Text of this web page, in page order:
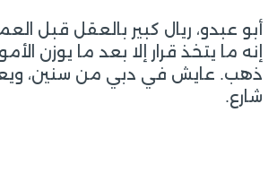
أبو عبدو، ريال كبير بالعقل قبل
إنه ما يتخذ قرار إلا بعد ما يوزن
ذهب. عايش في دبي من سنين،
شارع.